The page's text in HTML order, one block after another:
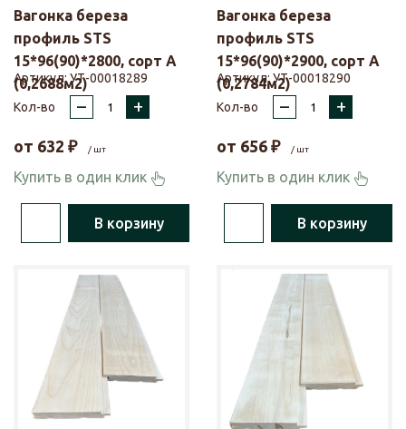
Вагонка береза
профиль STS
15*96(90)*2800, сорт А
(0,2688м2)
Артикул:УТ-00018289
Кол-во
– +
от 632 ₽ / шт
Купить в один клик
В корзину
Вагонка береза
профиль STS
15*96(90)*2900, сорт А
(0,2784м2)
Артикул:УТ-00018290
Кол-во
– +
от 656 ₽ / шт
Купить в один клик
В корзину